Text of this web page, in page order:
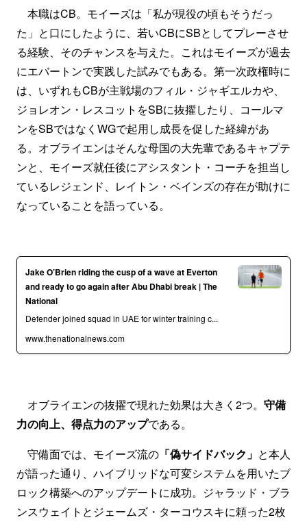
本職はCB。モイーズは「私が現役の頃もそうだっ
た」と口にしたように、若いCBにSBとしてプレーさせ
る経験、そのチャンスを与えた。これはモイーズが過去
にエバートンで実践した試みでもある。第一次政権時に
は、いずれもCBが主戦場のフィル・ジャギエルカや、
ジョレオン・レスコットをSBに抜擢したり、コールマ
ンをSBではなくWGで起用し成長を促した経緯があ
る。オブライエンはそんな母国の大先輩であるキャプテ
ンと、モイーズ就任後にアシスタント・コーチを担当し
ているレジェンド、レイトン・ベインズの存在が助けに
なっていることを語っている。
Jake O’Brien riding the cusp of a wave at Everton
and ready to go again after Abu Dhabi break | The
National
Defender joined squad in UAE for winter training c...
www.thenationalnews.com
オブライエンの抜擢で現れた効果は大きく2つ。 守備
力の向上、得点力のアップである。
守備面では、モイーズ流の 「偽サイドバック」 と本人
が語った通り、ハイブリッドな可変システムを用いたブ
ロック構築へのアップデートに成功。ジャラッド・ブラ
ンスウェイトとジェームズ・ターコウスキに頼った2枚